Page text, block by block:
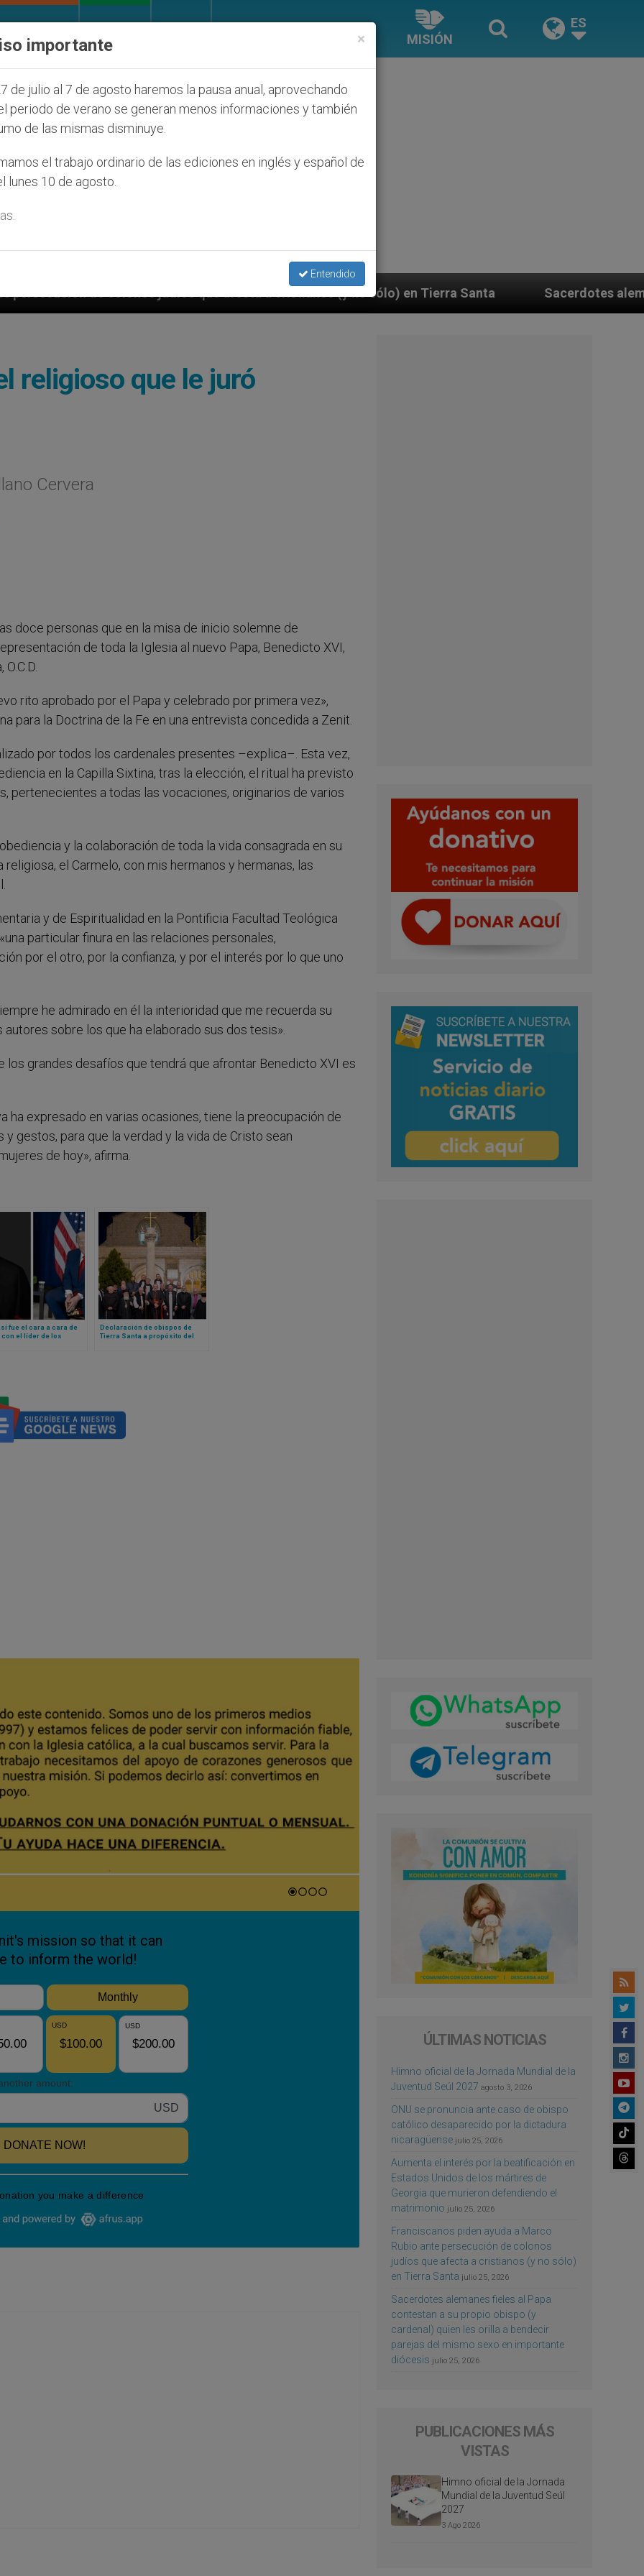
MISIÓN
ES
judíos que afecta a cristianos (y no sólo) en Tierra Santa Sacerdotes alemanes fieles al
religioso que le juró
Cervera
doce personas que en la misa de inicio solemne de
de toda la Iglesia al nuevo Papa, Benedicto XVI,
rito aprobado por el Papa y celebrado por primera vez»,
para la Doctrina de la Fe en una entrevista concedida a Zenit.
por todos los cardenales presentes –explica–. Esta vez,
en la Capilla Sixtina, tras la elección, el ritual ha previsto
pertenecientes a todas las vocaciones, originarios de varios
y la colaboración de toda la vida consagrada en su
el Carmelo, con mis hermanos y hermanas, las
y de Espiritualidad en la Pontificia Facultad Teológica
particular finura en las relaciones personales,
por el otro, por la confianza, y por el interés por lo que uno
he admirado en él la interioridad que me recuerda su
sobre los que ha elaborado sus dos tesis».
los grandes desafíos que tendrá que afrontar Benedicto XVI es
ha expresado en varias ocasiones, tiene la preocupación de
gestos, para que la verdad y la vida de Cristo sean
de hoy», afirma.
fue el cara a cara de
con el líder de los
Declaración de obispos de
Tierra Santa a propósito del
ÚLTIMAS NOTICIAS
Himno oficial de la Jornada Mundial de la
Juventud Seúl 2027 agosto 3, 2026
ONU se pronuncia ante caso de obispo
católico desaparecido por la dictadura
nicaragüense julio 25, 2026
Aumenta el interés por la beatificación en
Estados Unidos de los mártires de
Georgia que murieron defendiendo el
matrimonio julio 25, 2026
Franciscanos piden ayuda a Marco
Rubio ante persecución de colonos
judíos que afecta a cristianos (y no sólo)
en Tierra Santa julio 25, 2026
Sacerdotes alemanes fieles al Papa
contestan a su propio obispo (y
cardenal) quien les orilla a bendecir
parejas del mismo sexo en importante
diócesis julio 25, 2026
PUBLICACIONES MÁS
VISTAS
Himno oficial de la Jornada
Mundial de la Juventud Seúl
2027
3 Ago 2026
×
importante
de julio al 7 de agosto haremos la pausa anual, aprovechando
periodo de verano se generan menos informaciones y también
de las mismas disminuye.
el trabajo ordinario de las ediciones en inglés y español de
lunes 10 de agosto.
Entendido